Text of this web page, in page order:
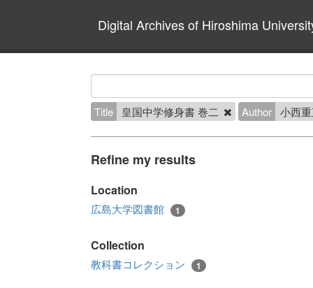
Digital Archives of Hiroshima
Title 皇国中学修身書 巻二 Author 小西
Refine my results
Location
広島大学図書館 1
Collection
教科書コレクション 1